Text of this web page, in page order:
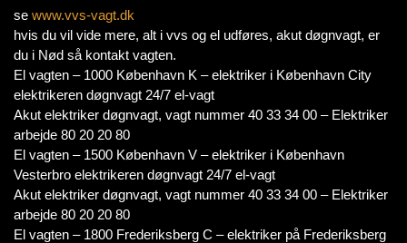
se www.vvs-vagt.dk
hvis du vil vide mere, alt i vvs og el udføres, akut døgnvagt, er
du i Nød så kontakt vagten.
El vagten – 1000 København K – elektriker i København City
elektrikeren døgnvagt 24/7 el-vagt
Akut elektriker døgnvagt, vagt nummer 40 33 34 00 – Elektriker
arbejde 80 20 20 80
El vagten – 1500 København V – elektriker i København
Vesterbro elektrikeren døgnvagt 24/7 el-vagt
Akut elektriker døgnvagt, vagt nummer 40 33 34 00 – Elektriker
arbejde 80 20 20 80
El vagten – 1800 Frederiksberg C – elektriker på Frederiksberg